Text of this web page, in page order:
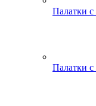
Палатки с
Палатки